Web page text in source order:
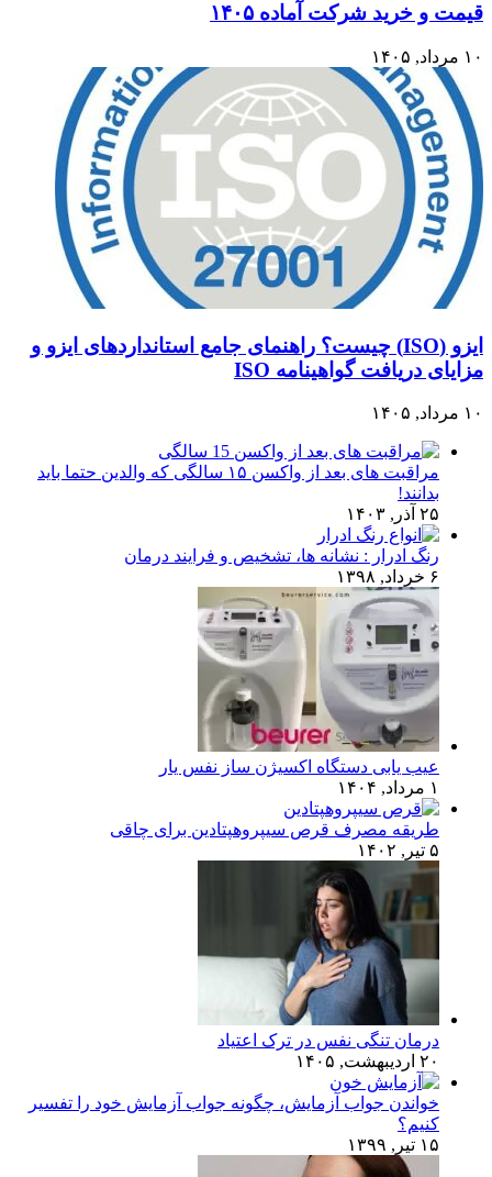
قیمت و خرید شرکت آماده ۱۴۰۵
۱۰ مرداد, ۱۴۰۵
ایزو (ISO) چیست؟ راهنمای جامع استانداردهای ایزو و
مزایای دریافت گواهینامه ISO
۱۰ مرداد, ۱۴۰۵
مراقبت های بعد از واکسن ۱۵ سالگی که والدین حتما باید
بدانند!
۲۵ آذر, ۱۴۰۳
رنگ ادرار : نشانه ها، تشخیص و فرایند درمان
۶ خرداد, ۱۳۹۸
عیب یابی دستگاه اکسیژن ساز نفس یار
۱ مرداد, ۱۴۰۴
طریقه مصرف قرص سیپروهپتادین برای چاقی
۵ تیر, ۱۴۰۲
درمان تنگی نفس در ترک اعتیاد
۲۰ اردیبهشت, ۱۴۰۵
خواندن جواب آزمایش، چگونه جواب آزمایش خود را تفسیر
کنیم؟
۱۵ تیر, ۱۳۹۹